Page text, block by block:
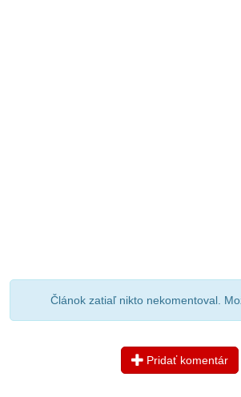
Článok zatiaľ nikto nekomentoval.
Pridať komentár